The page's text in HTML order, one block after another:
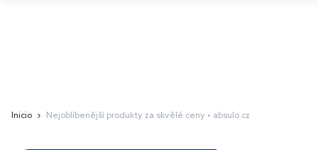
Inicio Nejoblíbenější produkty za skvělé ceny • absulo.cz